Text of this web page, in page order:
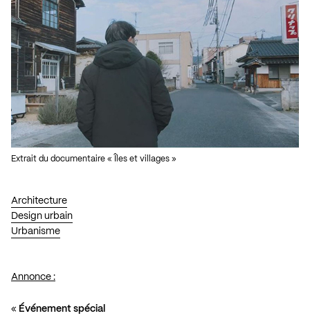
Architecture
Design urbain
Urbanisme
Extrait du documentaire « Îles et villages »
Annonce :
« Événement spécial